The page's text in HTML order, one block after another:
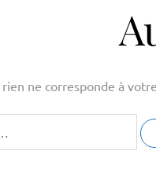
ne corresponde à